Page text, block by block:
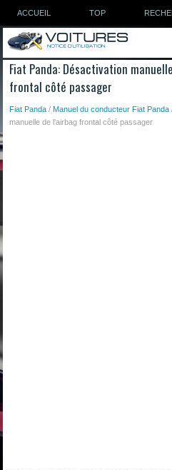
ACCUEIL TOP
Fiat Panda: Désactivation
frontal côté passager
Fiat Panda /Manuel du conducteur Fiat Panda
manuelle de l'airbag frontal côté passager